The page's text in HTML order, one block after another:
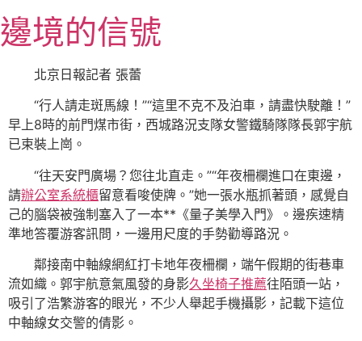
至
主
邊境的信號
北京日報記者 張蕾
“行人請走斑馬線！”“這里不克不及泊車，請盡快駛離！”
早上8時的前門煤市街，西城路況支隊女警鐵騎隊隊長郭宇航
已束裝上崗。
“往天安門廣場？您往北直走。”“年夜柵欄進口在東邊，
請辦公室系統櫃留意看唆使牌。”她一張水瓶抓著頭，感覺自
己的腦袋被強制塞入了一本**《量子美學入門》。邊疾速精
準地答覆游客訊問，一邊用尺度的手勢勸導路況。
鄰接南中軸線網紅打卡地年夜柵欄，端午假期的街巷車
流如織。郭宇航意氣風發的身影久坐椅子推薦往陌頭一站，
吸引了浩繁游客的眼光，不少人舉起手機攝影，記載下這位
中軸線女交警的倩影。